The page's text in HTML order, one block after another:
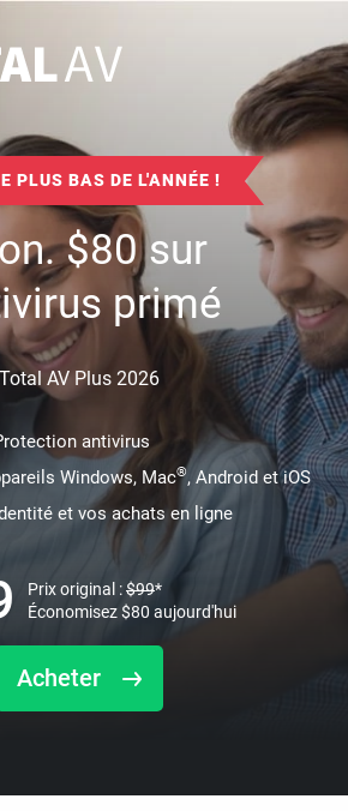
PLUS BAS DE L'ANNÉE !
$80sur
primé
Total AV Plus 2026
antivirus
Windows, Mac®, Android et iOS
et vos achats en ligne
Acheter
Prix original :$99*
Économisez$80 aujourd'hui